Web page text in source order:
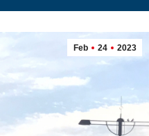
Feb 24 2023